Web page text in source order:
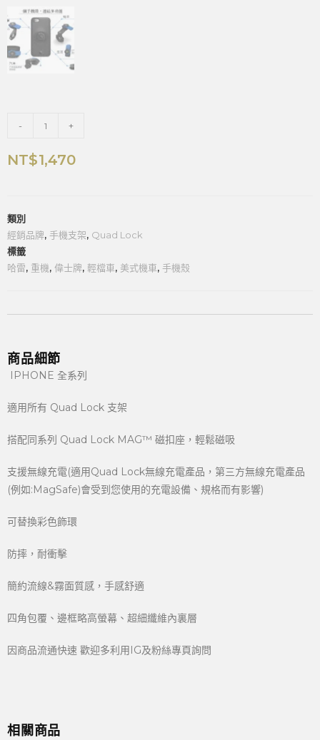
- +
NT$1,470
類別
經銷品牌, 手機支架, Quad Lock
標籤
哈雷, 重機, 偉士牌, 輕檔車, 美式機車, 手機殼
商品細節
IPHONE 全系列
適用所有 Quad Lock 支架
搭配同系列 Quad Lock MAG™ 磁扣座，輕鬆磁吸
支援無線充電(適用Quad Lock無線充電產品，第三方無線充電產品
(例如:MagSafe)會受到您使用的充電設備、規格而有影響)
可替換彩色飾環
防摔，耐衝擊
簡約流線&霧面質感，手感舒適
四角包覆、邊框略高螢幕、超細纖維內裏層
因商品流通快速 歡迎多利用IG及粉絲專頁詢問
相關商品